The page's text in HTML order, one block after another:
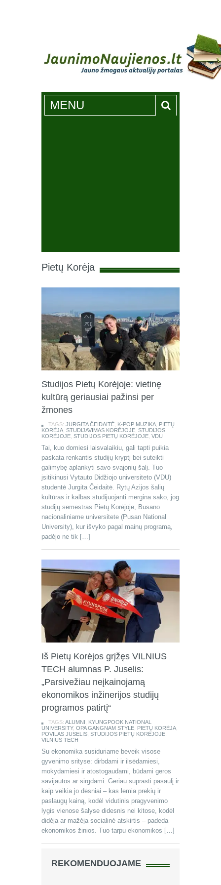
Jaunimonaujienos.lt
MENU
Pietų Korėja
Studijos Pietų Korėjoje: vietinę
kultūrą geriausiai pažinsi per
žmones
TAGS: JURGITA ČEIDAITĖ K-POP MUZIKA PIETŲ
KORĖJA STUDIJAVIMAS KORĖJOJE STUDIJOS
KORĖJOJE STUDIJOS PIETŲ KORĖJOJE VDU
Tai, kuo domiesi laisvalaikiu, gali tapti puikia
paskata renkantis studijų kryptį bei suteikti
galimybę aplankyti savo svajonių šalį. Tuo
įsitikinusi Vytauto Didžiojo universiteto (VDU)
studentė Jurgita Čeidaitė. Rytų Azijos šalių
kultūras ir kalbas studijuojanti mergina sako, jog
studijų semestras Pietų Korėjoje, Busano
nacionaliniame universitete (Pusan National
University), kur išvyko pagal mainų programą,
padėjo ne tik […]
Iš Pietų Korėjos grįžęs VILNIUS
TECH alumnas P. Juselis:
„Parsivežiau neįkainojamą
ekonomikos inžinerijos studijų
programos patirtį“
TAGS: ALUMNI
KYUNGPOOK NATIONAL
UNIVERSITY, OPA GANGNAM STYLE PIETŲ KORĖJA
POVILAS JUSELIS STUDIJOS PIETŲ KORĖJOJE
VILNIUS TECH
Su ekonomika susiduriame beveik visose
gyvenimo srityse: dirbdami ir ilsėdamiesi,
mokydamiesi ir atostogaudami, būdami geros
savijautos ar sirgdami. Geriau suprasti pasaulį ir
kaip veikia jo dėsniai – kas lemia prekių ir
paslaugų kainą, kodėl vidutinis pragyvenimo
lygis vienose šalyse didesnis nei kitose, kodėl
didėja ar mažėja socialinė atskirtis – padeda
ekonomikos žinios. Tuo tarpu ekonomikos […]
REKOMENDUOJAME